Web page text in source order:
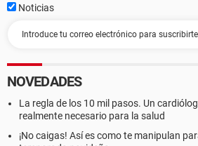
Noticias
NOVEDADES
La regla de los 10 mil pasos. Un
realmente necesario para la salud
¡No caigas! Así es como te manipulan